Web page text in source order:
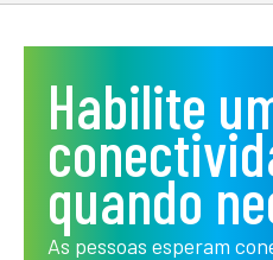
Habilite
quando
As pessoas esperam